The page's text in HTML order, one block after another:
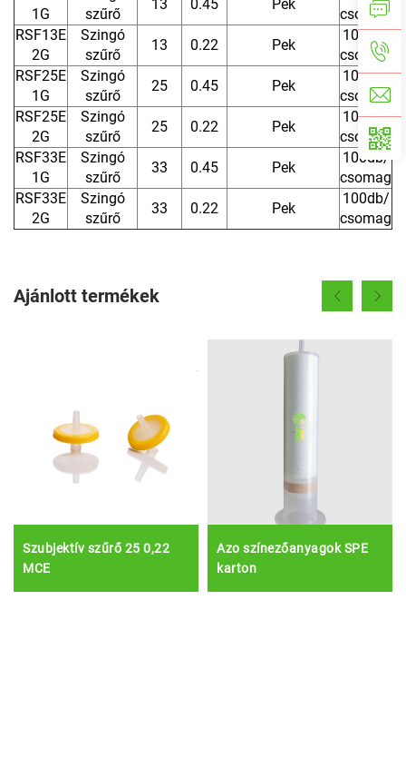
1G
szűrő
13 0.45 Pek
csomag
RSF13E
2G
Szingó
szűrő
13 0.22 Pek
100db/
csomag
RSF25E
1G
Szingó
szűrő
25 0.45 Pek
100db/
csomag
RSF25E
2G
Szingó
szűrő
25 0.22 Pek
100db/
csomag
RSF33E
1G
Szingó
szűrő
33 0.45 Pek
100db/
csomag
RSF33E
2G
Szingó
szűrő
33 0.22 Pek
100db/
csomag
Ajánlott termékek
Szubjektív szűrő 25 0,22
MCE
Azo színezőanyagok SPE
karton